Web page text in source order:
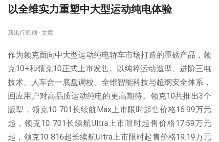
以全维实力重塑中大型运动纯电体验
新出行原创 · 文章
作为领克面向中大型运动纯电轿车市场打造的重磅产品，领
克10+和领克10正式上市发售。以纯粹运动造型、进阶三电
技术、人车合一底盘调校、全维智能科技与超纲安全体系，
回应用户对高品质运动纯电的更高期待。领克10共推出3个
版型，领克10 701长续航Max上市限时起售价格16.99万元
起，领克10 701长续航Ultra上市限时起售价格17.59万元
起，领克10 816超长续航Ultra上市限时起售价格19.19万元